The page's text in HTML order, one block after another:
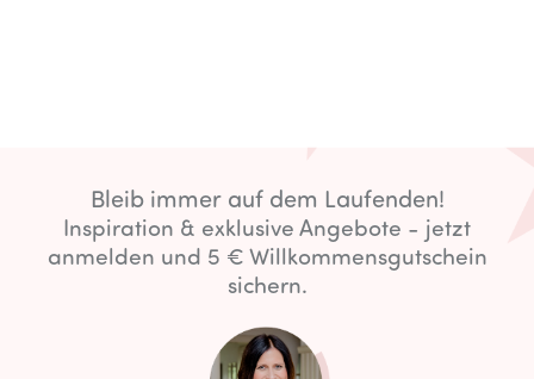
Bleib immer auf dem Laufenden!
Inspiration & exklusive Angebote - jetzt
anmelden und 5 € Willkommensgutschein
sichern.